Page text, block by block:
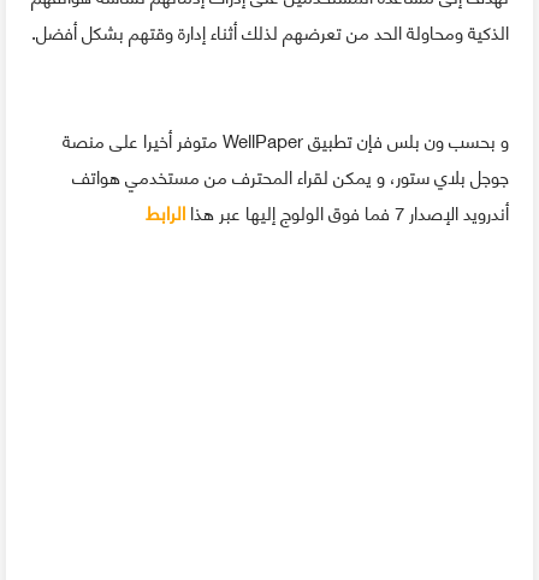
الذكية ومحاولة الحد من تعرضهم لذلك أثناء إدارة وقتهم بشكل أفضل.
و بحسب ون بلس فإن تطبيق WellPaper متوفر أخيرا على منصة
جوجل بلاي ستور، و يمكن لقراء المحترف من مستخدمي هواتف
أندرويد الإصدار 7 فما فوق الولوج إليها عبر هذا
الرابط